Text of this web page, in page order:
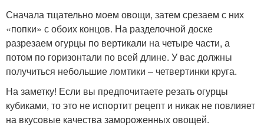
Сначала тщательно моем овощи, затем срезаем с них
«попки» с обоих концов. На разделочной доске
разрезаем огурцы по вертикали на четыре части, а
потом по горизонтали по всей длине. У вас должны
получиться небольшие ломтики – четвертинки круга.
На заметку! Если вы предпочитаете резать огурцы
кубиками, то это не испортит рецепт и никак не повлияет
на вкусовые качества замороженных овощей.